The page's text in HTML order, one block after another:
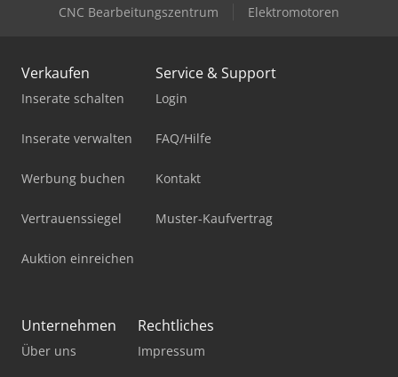
CNC Bearbeitungszentrum
Elektromotoren
Verkaufen
Inserate schalten
Inserate verwalten
Werbung buchen
Vertrauenssiegel
Auktion einreichen
Service & Support
Login
FAQ/Hilfe
Kontakt
Muster-Kaufvertrag
Unternehmen
Über uns
Rechtliches
Impressum